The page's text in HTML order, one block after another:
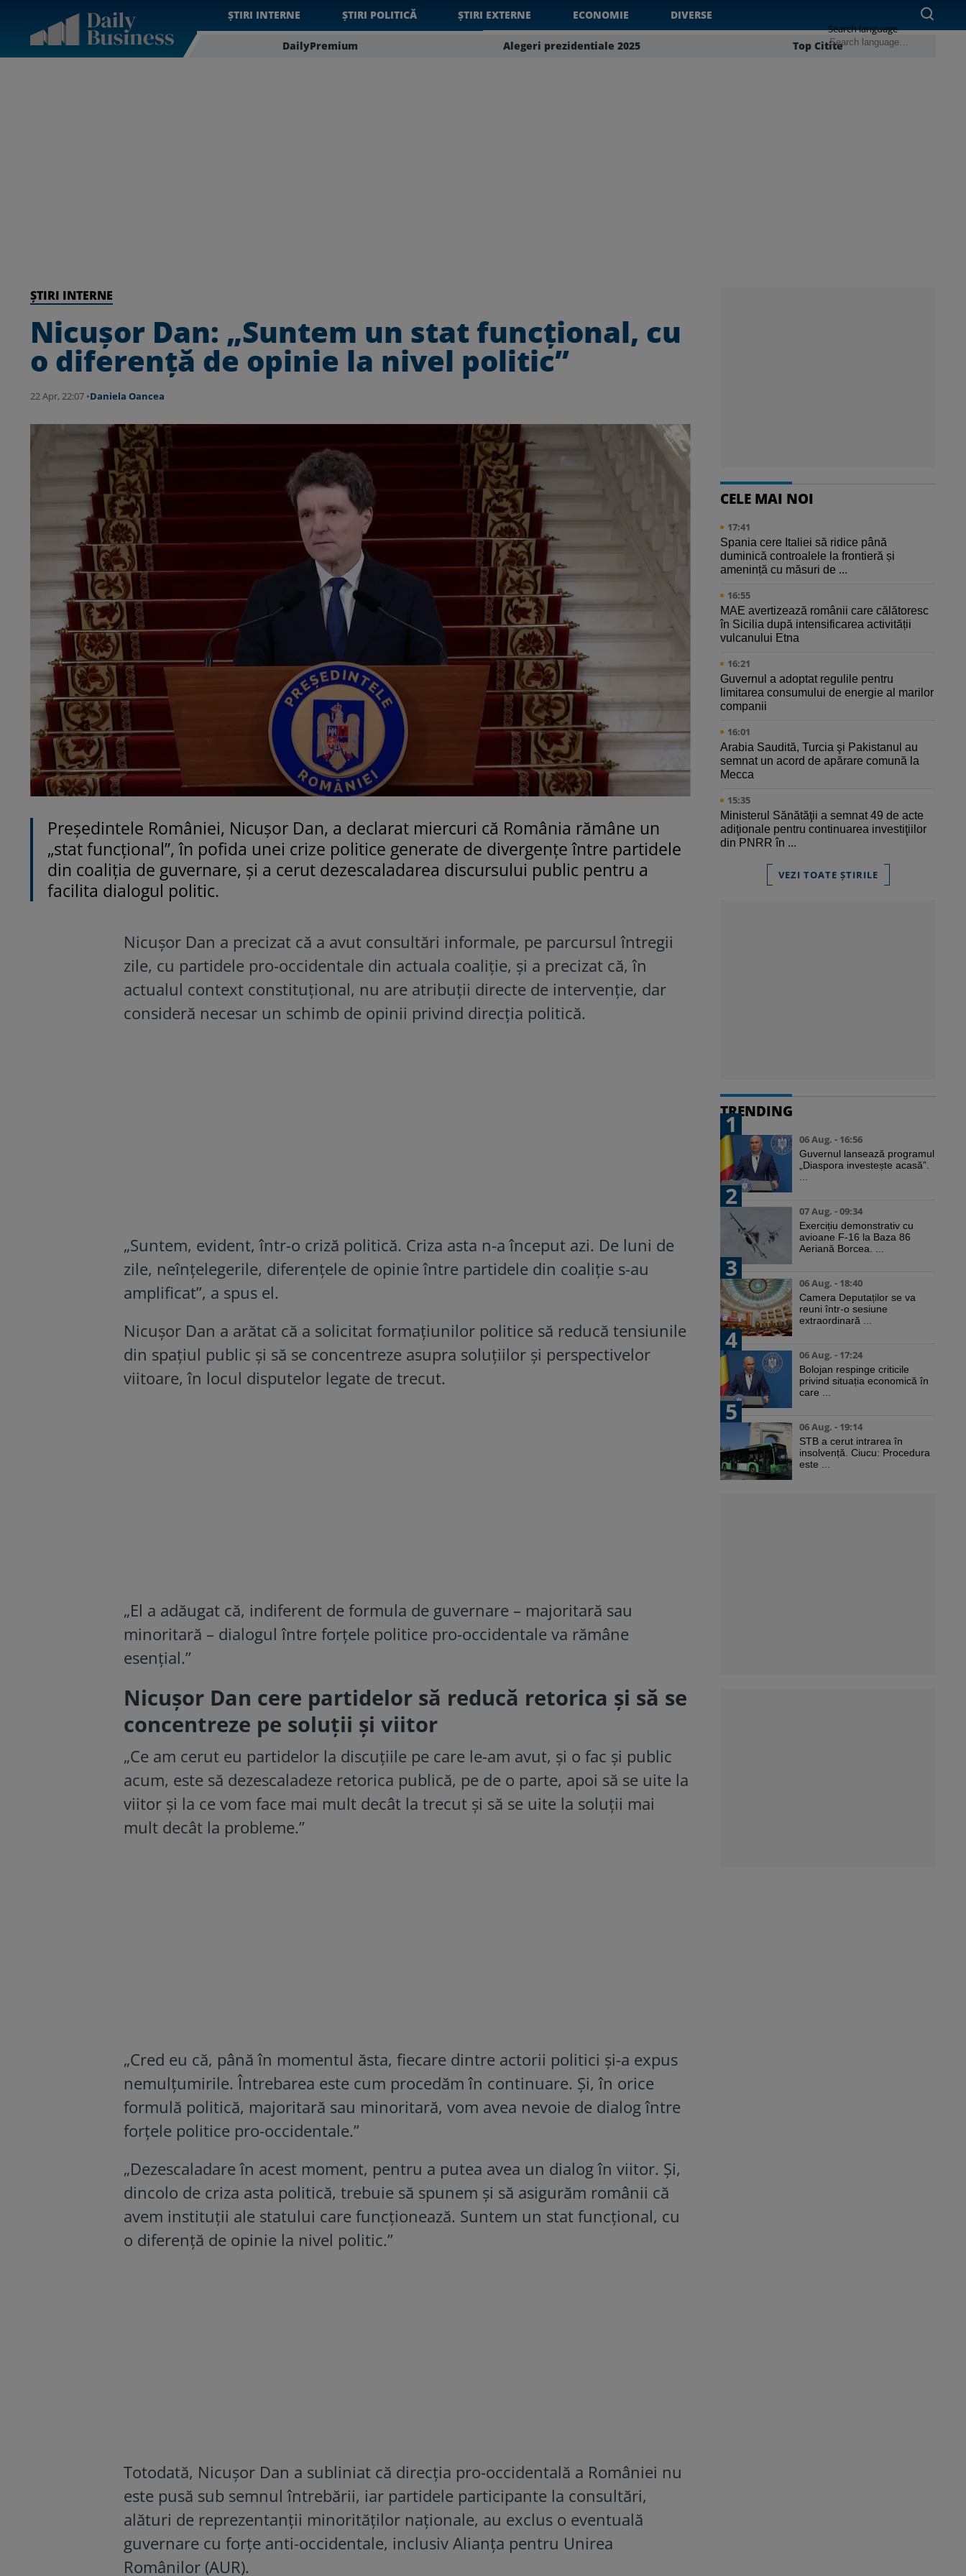
ȘTIRI INTERNE ȘTIRI POLITICĂ ȘTIRI EXTERNE ECONOMIE DIVERSE
DailyPremium Alegeri prezidentiale 2025 Top Citite
Search language
ȘTIRI INTERNE
Nicușor Dan: „Suntem un stat funcțional, cu
o diferență de opinie la nivel politic”
22 Apr, 22:07 •Daniela Oancea
Președintele României, Nicușor Dan, a declarat miercuri că România rămâne un
„stat funcțional”, în pofida unei crize politice generate de divergențe între partidele
din coaliția de guvernare, și a cerut dezescaladarea discursului public pentru a
facilita dialogul politic.
Nicușor Dan a precizat că a avut consultări informale, pe parcursul întregii
zile, cu partidele pro-occidentale din actuala coaliție, și a precizat că, în
actualul context constituțional, nu are atribuții directe de intervenție, dar
consideră necesar un schimb de opinii privind direcția politică.
„Suntem, evident, într-o criză politică. Criza asta n-a început azi. De luni de
zile, neînțelegerile, diferențele de opinie între partidele din coaliție s-au
amplificat”, a spus el.
Nicușor Dan a arătat că a solicitat formațiunilor politice să reducă tensiunile
din spațiul public și să se concentreze asupra soluțiilor și perspectivelor
viitoare, în locul disputelor legate de trecut.
„El a adăugat că, indiferent de formula de guvernare – majoritară sau
minoritară – dialogul între forțele politice pro-occidentale va rămâne
esențial.”
Nicușor Dan cere partidelor să reducă retorica și să se
concentreze pe soluții și viitor
„Ce am cerut eu partidelor la discuțiile pe care le-am avut, și o fac și public
acum, este să dezescaladeze retorica publică, pe de o parte, apoi să se uite la
viitor și la ce vom face mai mult decât la trecut și să se uite la soluții mai
mult decât la probleme.”
„Cred eu că, până în momentul ăsta, fiecare dintre actorii politici și-a expus
nemulțumirile. Întrebarea este cum procedăm în continuare. Și, în orice
formulă politică, majoritară sau minoritară, vom avea nevoie de dialog între
forțele politice pro-occidentale.”
„Dezescaladare în acest moment, pentru a putea avea un dialog în viitor. Și,
dincolo de criza asta politică, trebuie să spunem și să asigurăm românii că
avem instituții ale statului care funcționează. Suntem un stat funcțional, cu
o diferență de opinie la nivel politic.”
Totodată, Nicușor Dan a subliniat că direcția pro-occidentală a României nu
este pusă sub semnul întrebării, iar partidele participante la consultări,
alături de reprezentanții minorităților naționale, au exclus o eventuală
guvernare cu forțe anti-occidentale, inclusiv Alianța pentru Unirea
Românilor (AUR).
CELE MAI NOI
17:41
Spania cere Italiei să ridice până
duminică controalele la frontieră și
amenință cu măsuri de ...
16:55
MAE avertizează românii care călătoresc
în Sicilia după intensificarea activității
vulcanului Etna
16:21
Guvernul a adoptat regulile pentru
limitarea consumului de energie al marilor
companii
16:01
Arabia Saudită, Turcia şi Pakistanul au
semnat un acord de apărare comună la
Mecca
15:35
Ministerul Sănătăţii a semnat 49 de acte
adiţionale pentru continuarea investiţiilor
din PNRR în ...
VEZI TOATE ȘTIRILE
TRENDING
1
06 Aug. - 16:56
Guvernul lansează programul
„Diaspora investește acasă”.
2
07 Aug. - 09:34
Exercițiu demonstrativ cu
avioane F-16 la Baza 86
Aeriană Borcea. ...
3
06 Aug. - 18:40
Camera Deputaților se va
reuni într-o sesiune
extraordinară ...
4
06 Aug. - 17:24
Bolojan respinge criticile
privind situația economică în
care ...
5
06 Aug. - 19:14
STB a cerut intrarea în
insolvență. Ciucu: Procedura
este ...